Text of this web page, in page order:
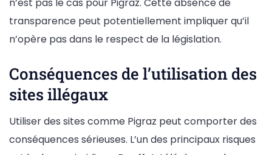
n’est pas le cas pour Pigraz. Cette absence de
transparence peut potentiellement impliquer qu’il
n’opère pas dans le respect de la législation.
Conséquences de l’utilisation des
sites illégaux
Utiliser des sites comme Pigraz peut comporter des
conséquences sérieuses. L’un des principaux risques